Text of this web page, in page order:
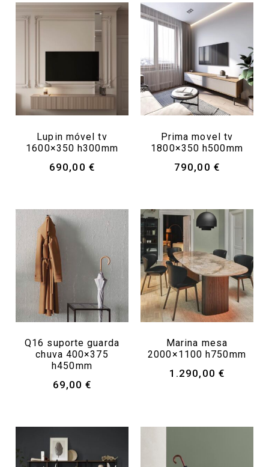
Lupin móvel tv
1600×350 h300mm
690,00 €
Prima movel tv
1800×350 h500mm
790,00 €
Q16 suporte guarda
chuva 400×375
h450mm
69,00€
Marina mesa
2000×1100 h750mm
1.290,00 €